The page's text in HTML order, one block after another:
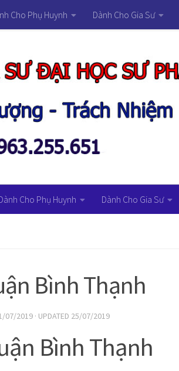
Cho Phụ Huynh Dành Cho Gia Sư
Cho Phụ Huynh Dành Cho Gia Sư
Bình Thạnh
07/2019 · UPDATED 25/07/2019
Bình Thạnh